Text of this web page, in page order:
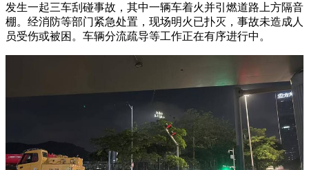
发生一起三车刮碰事故，其中一辆车着火并引燃道路上方隔音
棚。经消防等部门紧急处置，现场明火已扑灭，事故未造成人
员受伤或被困。车辆分流疏导等工作正在有序进行中。